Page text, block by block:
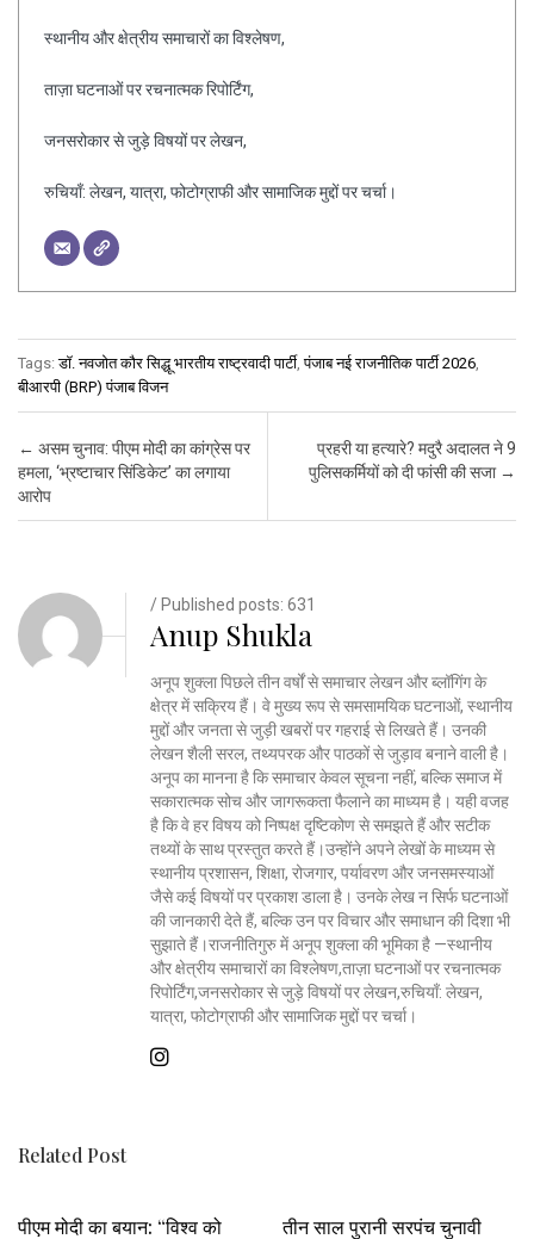
स्थानीय और क्षेत्रीय समाचारों का विश्लेषण,
ताज़ा घटनाओं पर रचनात्मक रिपोर्टिंग,
जनसरोकार से जुड़े विषयों पर लेखन,
रुचियाँ: लेखन, यात्रा, फोटोग्राफी और सामाजिक मुद्दों पर चर्चा।
Tags:डॉ. नवजोत कौर सिद्धू भारतीय राष्ट्रवादी पार्टी,पंजाब नई राजनीतिक पार्टी 2026,
बीआरपी (BRP) पंजाब विजन
Post navigation
← असम चुनाव: पीएम मोदी का कांग्रेस पर
हमला, ‘भ्रष्टाचार सिंडिकेट’ का लगाया
आरोप
प्रहरी या हत्यारे? मदुरै अदालत ने 9
पुलिसकर्मियों को दी फांसी की सजा →
/ Published posts: 631
Anup Shukla
अनूप शुक्ला पिछले तीन वर्षों से समाचार लेखन और ब्लॉगिंग के
क्षेत्र में सक्रिय हैं। वे मुख्य रूप से समसामयिक घटनाओं, स्थानीय
मुद्दों और जनता से जुड़ी खबरों पर गहराई से लिखते हैं। उनकी
लेखन शैली सरल, तथ्यपरक और पाठकों से जुड़ाव बनाने वाली है।
अनूप का मानना है कि समाचार केवल सूचना नहीं, बल्कि समाज में
सकारात्मक सोच और जागरूकता फैलाने का माध्यम है। यही वजह
है कि वे हर विषय को निष्पक्ष दृष्टिकोण से समझते हैं और सटीक
तथ्यों के साथ प्रस्तुत करते हैं।उन्होंने अपने लेखों के माध्यम से
स्थानीय प्रशासन, शिक्षा, रोजगार, पर्यावरण और जनसमस्याओं
जैसे कई विषयों पर प्रकाश डाला है। उनके लेख न सिर्फ घटनाओं
की जानकारी देते हैं, बल्कि उन पर विचार और समाधान की दिशा भी
सुझाते हैं।राजनीतिगुरु में अनूप शुक्ला की भूमिका है —स्थानीय
और क्षेत्रीय समाचारों का विश्लेषण,ताज़ा घटनाओं पर रचनात्मक
रिपोर्टिंग,जनसरोकार से जुड़े विषयों पर लेखन,रुचियाँ: लेखन,
यात्रा, फोटोग्राफी और सामाजिक मुद्दों पर चर्चा।
Related Post
पीएम मोदी का बयान: “विश्व को
तीन साल पुरानी सरपंच चुनावी